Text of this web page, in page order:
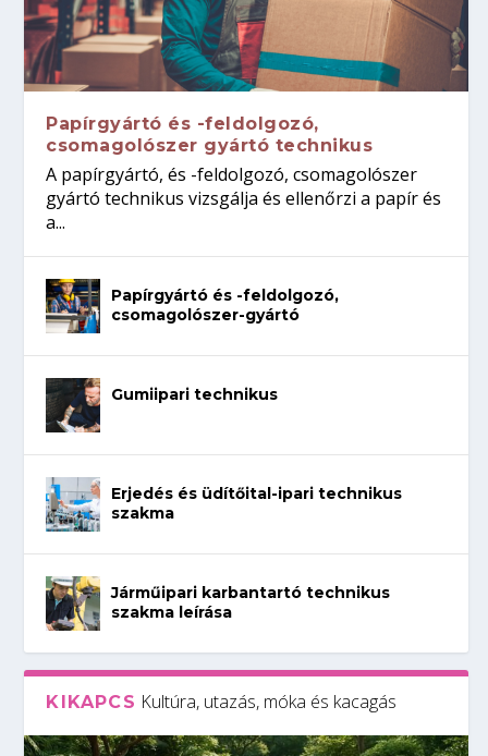
Papírgyártó és -feldolgozó,
csomagolószer gyártó technikus
A papírgyártó, és -feldolgozó, csomagolószer
gyártó technikus vizsgálja és ellenőrzi a papír és
a...
Papírgyártó és -feldolgozó,
csomagolószer-gyártó
Gumiipari technikus
Erjedés és üdítőital-ipari technikus
szakma
Járműipari karbantartó technikus
szakma leírása
KIKAPCS Kultúra, utazás, móka és kacagás